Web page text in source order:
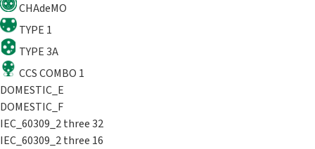
CHAdeMO
TYPE 1
TYPE 3A
CCS COMBO 1
DOMESTIC_E
DOMESTIC_F
IEC_60309_2 three 32
IEC_60309_2 three 16